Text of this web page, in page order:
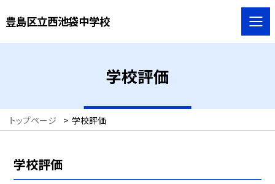
豊島区立西池袋中学校
学校評価
トップページ > 学校評価
学校評価